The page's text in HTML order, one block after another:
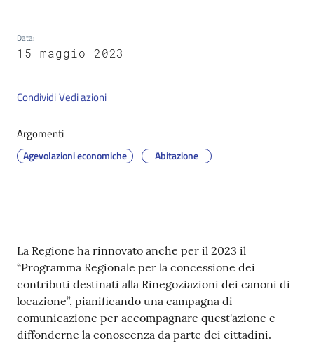
on-
Tutti
Seguici
su
Data:
15 maggio 2023
CondividiVedi azioni
Argomenti
Agevolazioni economiche Abitazione
Contenuto
La Regione ha rinnovato anche per il 2023 il
“Programma Regionale per la concessione dei
contributi destinati alla Rinegoziazioni dei canoni di
locazione”, pianificando una campagna di
comunicazione per accompagnare quest'azione e
diffonderne la conoscenza da parte dei cittadini.